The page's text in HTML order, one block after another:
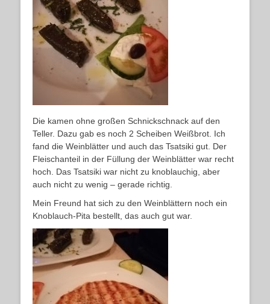
Die kamen ohne großen Schnickschnack auf den
Teller. Dazu gab es noch 2 Scheiben Weißbrot. Ich
fand die Weinblätter und auch das Tsatsiki gut. Der
Fleischanteil in der Füllung der Weinblätter war recht
hoch. Das Tsatsiki war nicht zu knoblauchig, aber
auch nicht zu wenig – gerade richtig.
Mein Freund hat sich zu den Weinblättern noch ein
Knoblauch-Pita bestellt, das auch gut war.